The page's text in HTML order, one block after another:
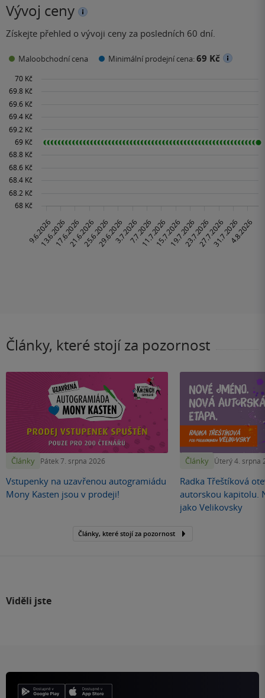
Vývoj ceny
Získejte přehled o vývoji ceny za posledních 60 dní.
Maloobchodní cena Minimální prodejní cena:69 Kč
Články, které stojí za pozornost
Články Pátek 7. srpna 2026
Vstupenky na uzavřenou autogramiádu
Mony Kasten jsou v prodeji!
Články Úterý 4. srpna
Radka Třeštíková
autorskou kapitolu.
jako Velikovsky
Články, které stojí za pozornost
Viděli jste